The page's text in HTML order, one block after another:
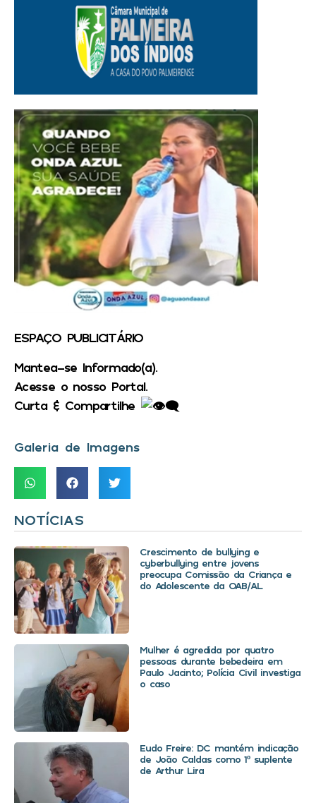
ESPAÇO PUBLICITÁRIO
Mantea-se Informado(a).
Acesse o nosso Portal.
Curta & Compartilhe
Galeria de Imagens
NOTÍCIAS
Crescimento de bullying e
cyberbullying entre jovens
preocupa Comissão da Criança e
do Adolescente da OAB/AL
Mulher é agredida por quatro
pessoas durante bebedeira em
Paulo Jacinto; Polícia Civil investiga
o caso
Eudo Freire: DC mantém indicação
de João Caldas como 1º suplente
de Arthur Lira